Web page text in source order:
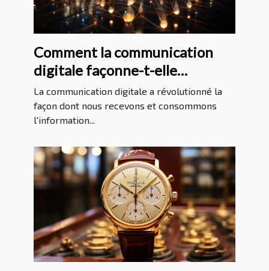
Comment la communication
digitale façonne-t-elle
l'information internationale?
La communication digitale a révolutionné la
façon dont nous recevons et consommons
l'information...